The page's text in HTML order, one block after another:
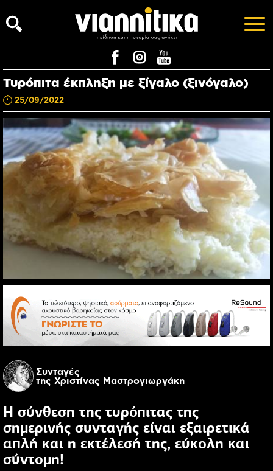
Τυρόπιτα έκπληξη με ξίγαλο (ξινόγαλο)
25/09/2022
Συνταγές
της Χριστίνας Μαστρογιωργάκη
Η σύνθεση της τυρόπιτας της
σημερινής συνταγής είναι εξαιρετικά
απλή και η εκτέλεσή της, εύκολη και
σύντομη!